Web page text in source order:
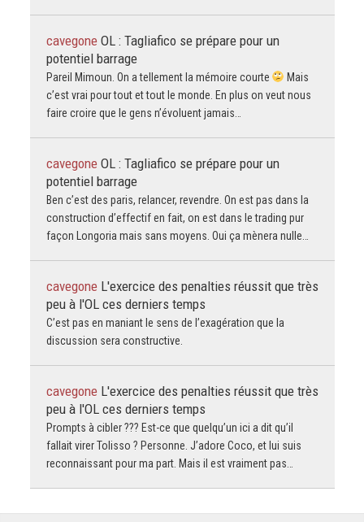
cavegone OL : Tagliafico se prépare pour un
potentiel barrage
Pareil Mimoun. On a tellement la mémoire courte
Mais
c’est vrai pour tout et tout le monde. En plus on veut nous
faire croire que le gens n’évoluent jamais…
cavegone OL : Tagliafico se prépare pour un
potentiel barrage
Ben c’est des paris, relancer, revendre. On est pas dans la
construction d’effectif en fait, on est dans le trading pur
façon Longoria mais sans moyens. Oui ça mènera nulle…
cavegone L'exercice des penalties réussit que très
peu à l'OL ces derniers temps
C’est pas en maniant le sens de l’exagération que la
discussion sera constructive.
cavegone L'exercice des penalties réussit que très
peu à l'OL ces derniers temps
Prompts à cibler ??? Est-ce que quelqu’un ici a dit qu’il
fallait virer Tolisso ? Personne. J’adore Coco, et lui suis
reconnaissant pour ma part. Mais il est vraiment pas…